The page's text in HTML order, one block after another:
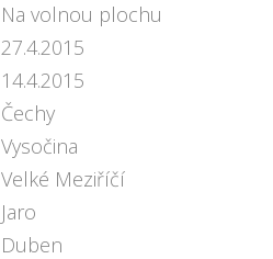
Na volnou plochu
27.4.2015
14.4.2015
Čechy
Vysočina
Velké Meziříčí
Jaro
Duben